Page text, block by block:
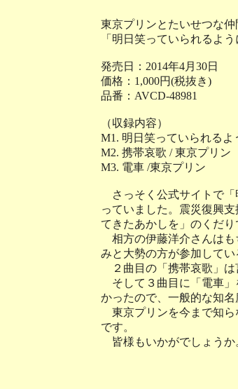
東京プリンとたいせつな仲
「明日笑っていられるよう
発売日：2014年4月30日
価格：1,000円(税抜き)
品番：AVCD-48981
（収録内容）
M1. 明日笑っていられる
M2. 携帯哀歌 / 東京プリン
M3. 電車 /東京プリン
さっそく公式サイトで「
っていました。震災復興
てきたあかしを」のくだり
相方の伊藤洋介さんはも
みと大勢の方が参加してい
２曲目の「携帯哀歌」は
そして３曲目に「電車」
かったので、一般的な知
東京プリンを今まで知ら
です。
皆様もいかがでしょうか